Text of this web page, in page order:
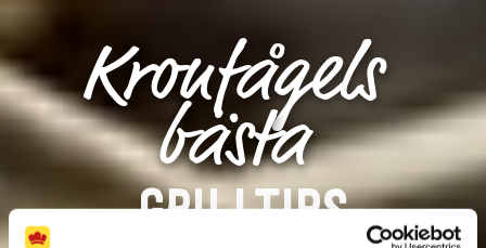
Kronfågels
bästa
GRILLTIPS